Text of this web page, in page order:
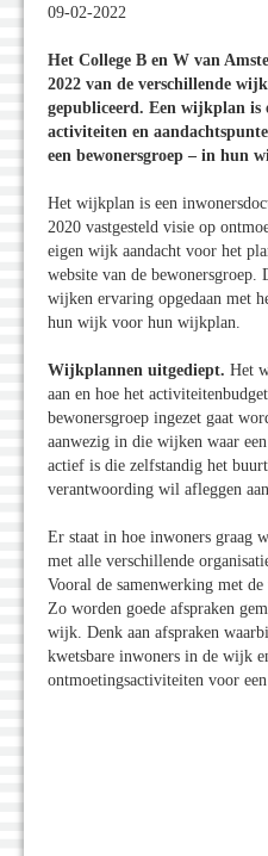
09-02-2022
Het College B en W van
2022 van de verschillende
gepubliceerd. Een wijkplan is
activiteiten en
een bewonersgroep – in hun
Het wijkplan is een
2020 vastgesteld visie op
eigen wijk aandacht voor het
website van de bewonersgroep.
wijken ervaring opgedaan met
hun wijk voor hun wijkplan.
Wijkplannen uitgediept. Het
aan en hoe het
bewonersgroep ingezet gaat
aanwezig in die wijken waar
actief is die zelfstandig het
verantwoording wil afleggen
Er staat in hoe inwoners graag
met alle verschillende
Vooral de samenwerking met
Zo worden goede afspraken
wijk. Denk aan afspraken
kwetsbare inwoners in de wijk
ontmoetingsactiviteiten voor